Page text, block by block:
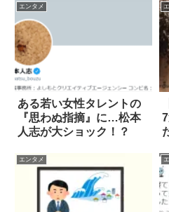
い！！
エンタメ
ある若い女性タレントの
『思わぬ指摘』に…松本
人志が大ショック！？
エンタメ